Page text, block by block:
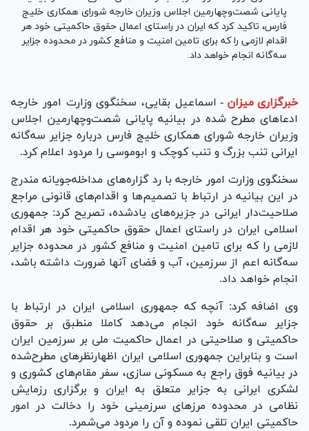
پایانی شصت‌وچهارمین اجلاس وزیران خارجه شورای همکاری خلیج
فارس، تاکید کرد که ایران در راستای اعمال حقوق حاکمیتی خود هر
اقدام لازمی را که برای تامین امنیت و منافع کشور در محدوده جزایر
سه‌گانه انجام خواهد داد.
خبرگزاری میزان - اسماعیل بقایی، سخنگوی وزارت امور خارجه
ادعا‌های مطرح شده در بیانیه پایانی شصت‌وچهارمین اجلاس
وزیران خارجه شورای همکاری خلیج فارس درباره جزایر سه‌گانه
ایرانی تنب بزرگ و تنب کوچک و ابوموسی را مردود اعلام کرد.
سخنگوی وزارت امور خارجه با رد گزاره‌های مداخله‌جویانه مندرج
در این بیانیه در ارتباط با تصمیم‌ها و اقدام‌های قانونی مراجع
صلاحیت‌دار ایرانی در جزیره‌های یادشده، تصریح کرد: جمهوری
اسلامی ایران در راستای اعمال حقوق حاکمیتی خود هر اقدام
لازمی را که برای تامین امنیت و منافع کشور در محدوده جزایر
سه‌گانه اعم از سرزمین، آب و فضای آنها ضرورت داشته باشد،
انجام خواهد داد.
وی اضافه کرد: آنچه که جمهوری اسلامی ایران در ارتباط با
جزایر سه‌گانه خود انجام می‌دهد کاملا منطبق بر حقوق
حاکمیتی و صلاحیتی در اعمال حاکمیت ملی بر سرزمین ایران
است و بنابراین جمهوری اسلامی ایران اظهار‌نظر‌های مطرح‌شده
در بیانیه فوق راجع به مسکونی سازی، سفر مقام‌های کشوری و
لشکری ایرانی به جزایر متعلق به ایران و برگزاری رزمایش
نظامی در محدوده مرز‌های سرزمینی خود را دخالت در امور
حاکمیتی ایران تلقی نموده و آن را مردود می‌شمرد.